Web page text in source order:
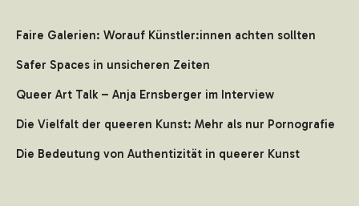
Faire Galerien: Worauf Künstler:innen achten sollten
Safer Spaces in unsicheren Zeiten
Queer Art Talk – Anja Ernsberger im Interview
Die Vielfalt der queeren Kunst: Mehr als nur Pornografie
Die Bedeutung von Authentizität in queerer Kunst